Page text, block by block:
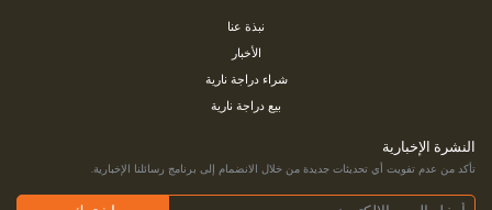
نبذة عنا
الأخبار
شراء دراجة نارية
بيع دراجة نارية
النشرة الإخبارية
تأكد من عدم تفويت أي تحديثات جديدة من خلال الانضمام إلى برنامج رسائلنا الإخبارية.